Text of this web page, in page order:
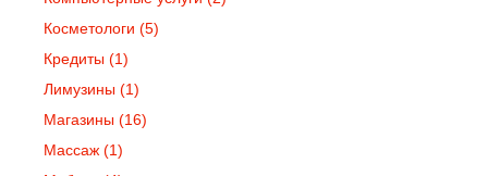
Косметологи (5)
Кредиты (1)
Лимузины (1)
Магазины (16)
Массаж (1)